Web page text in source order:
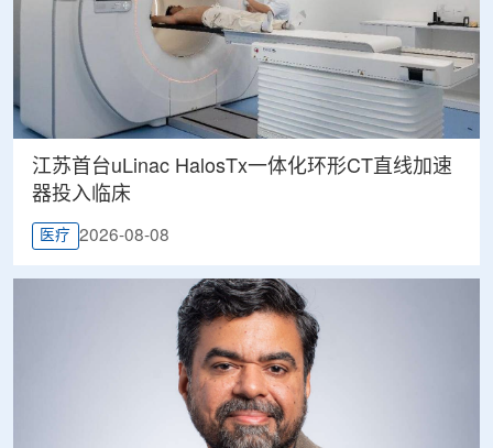
江苏首台uLinac HalosTx一体化环形CT直线加速
器投入临床
医疗 2026-08-08